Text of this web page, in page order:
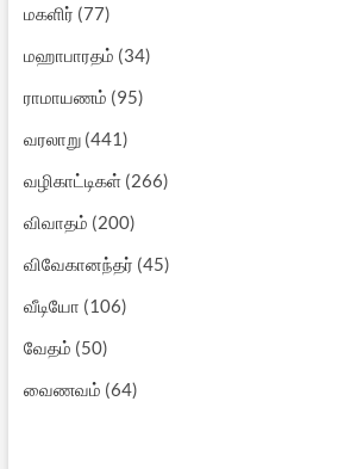
மகளிர் (77)
மஹாபாரதம் (34)
ராமாயணம் (95)
வரலாறு(441)
வழிகாட்டிகள்(266)
விவாதம் (200)
விவேகானந்தர் (45)
வீடியோ (106)
வேதம் (50)
வைணவம் (64)